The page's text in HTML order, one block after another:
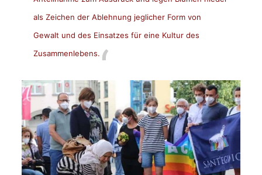
als Zeichen der Ablehnung jeglicher Form von
Gewalt und des Einsatzes für eine Kultur des
Zusammenlebens.